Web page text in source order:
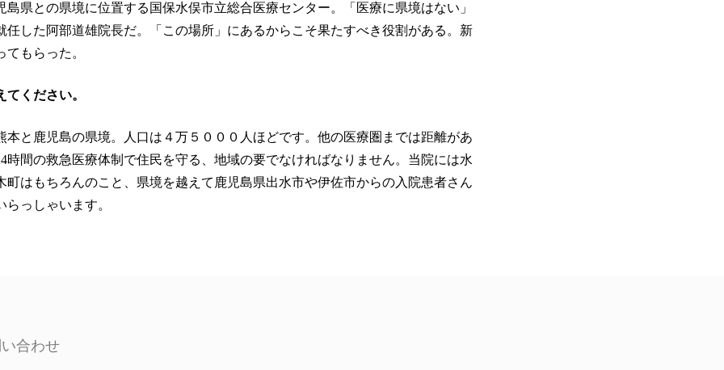
県との県境に位置する国保水俣市立総合医療センター。「医療に県境はない」
任した阿部道雄院長だ。「この場所」にあるからこそ果たすべき役割がある。新
もらった。
ください。
と鹿児島の県境。人口は４万５０００人ほどです。他の医療圏までは距離があ
時間の救急医療体制で住民を守る、地域の要でなければなりません。当院には水
町はもちろんのこと、県境を越えて鹿児島県出水市や伊佐市からの入院患者さん
らっしゃいます。
合わせ